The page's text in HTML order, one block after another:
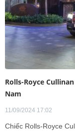
Rolls-Royce
Nam
11/09/2024 17:02
Chiếc Rolls-Royce